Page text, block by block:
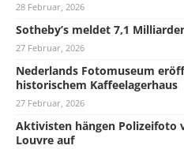
28 Februar, 2026
Sotheby’s meldet 7,1
27 Februar, 2026
Nederlands Fotomuseum
historischem Kaffeelagerhaus
27 Februar, 2026
Aktivisten hängen Polizeifoto
Louvre auf